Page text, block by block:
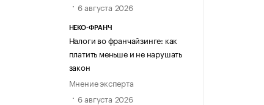
6 августа 2026
НЕКО-ФРАНЧ
Налоги во франчайзинге: как
платить меньше и не нарушать
закон
Мнение эксперта
6 августа 2026